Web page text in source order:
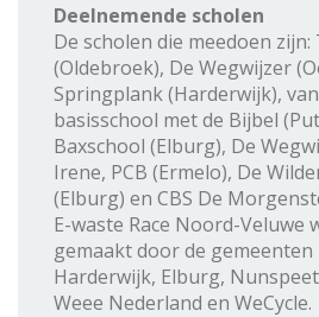
Deelnemende scholen
De scholen die meedoen
(Oldebroek), De Wegwijzer
Springplank (Harderwijk),
basisschool met de Bijbel
Baxschool (Elburg), De
Irene, PCB (Ermelo), De
(Elburg) en CBS De
E-waste Race Noord-Veluwe
gemaakt door de gemeenten
Harderwijk, Elburg,
Weee Nederland en WeCycle.